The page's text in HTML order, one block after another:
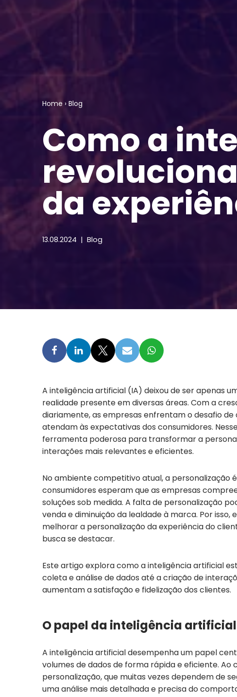
Home › Blog
Como a
da
13.08.2024 Blog
A inteligência artificial (IA) deixou de ser apenas
realidade presente em diversas áreas. Com a
diariamente, as empresas enfrentam o desafio
atendam às expectativas dos consumidores.
ferramenta poderosa para transformar a
interações mais relevantes e eficientes.
No ambiente competitivo atual, a personalização
consumidores esperam que as empresas
soluções sob medida. A falta de personalização
venda e diminuição da lealdade à marca. Por
melhorar a personalização da experiência do
busca se destacar.
Este artigo explora como a inteligência artificial
coleta e análise de dados até a criação de
aumentam a satisfação e fidelização dos clientes.
O papel da inteligência
A inteligência artificial desempenha um papel
volumes de dados de forma rápida e eficiente.
personalização, que muitas vezes dependem de
uma análise mais detalhada e precisa do